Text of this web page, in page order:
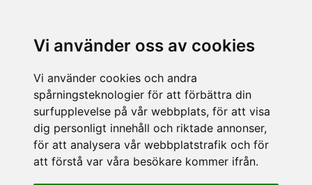
Vi använder oss av cookies
Vi använder cookies och andra
spårningsteknologier för att förbättra din
surfupplevelse på vår webbplats, för att visa
dig personligt innehåll och riktade annonser,
för att analysera vår webbplatstrafik och för
att förstå var våra besökare kommer ifrån.